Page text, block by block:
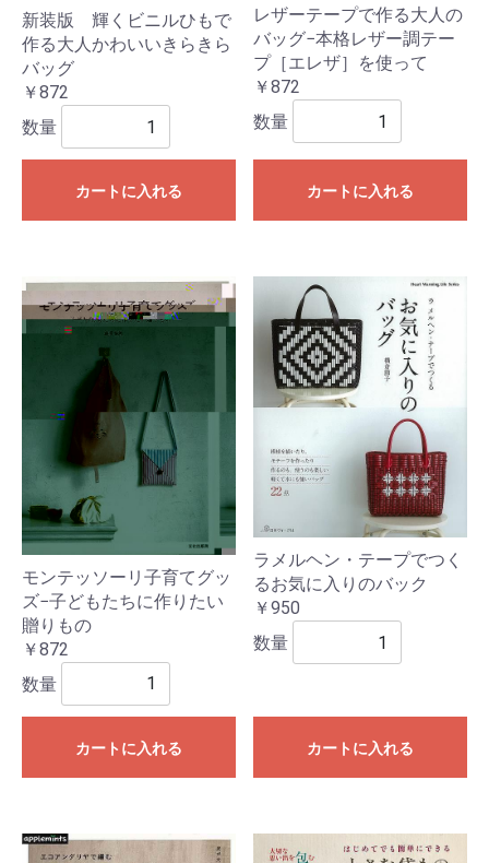
新装版 輝くビニルひもで
作る大人かわいいきらきら
バッグ
￥872
数量
カートに入れる
レザーテープで作る大人の
バッグ−本格レザー調テー
プ［エレザ］を使って
￥872
数量
カートに入れる
モンテッソーリ子育てグッ
ズ−子どもたちに作りたい
贈りもの
￥872
数量
カートに入れる
ラメルヘン・テープでつく
るお気に入りのバック
￥950
数量
カートに入れる